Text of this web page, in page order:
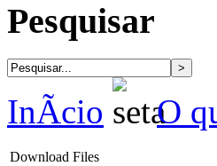
Pesquisar
InÃ­cio O
Download Files